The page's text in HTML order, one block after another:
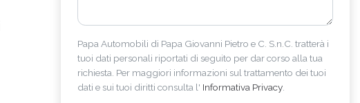
Papa Automobili di Papa Giovanni Pietro e C. S.n.C. tratterà i
tuoi dati personali riportati di seguito per dar corso alla tua
richiesta. Per maggiori informazioni sul trattamento dei tuoi
dati e sui tuoi diritti consulta l' Informativa Privacy